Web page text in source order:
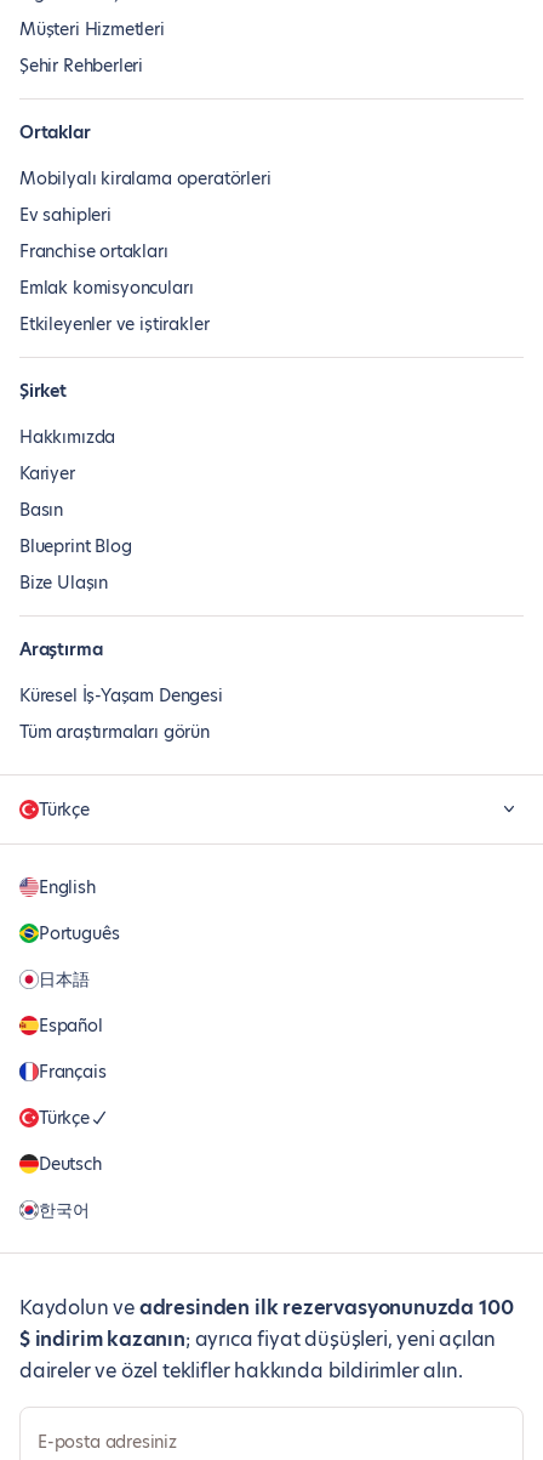
Müşteri Hizmetleri
Şehir Rehberleri
Ortaklar
Mobilyalı kiralama operatörleri
Ev sahipleri
Franchise ortakları
Emlak komisyoncuları
Etkileyenler ve iştirakler
Şirket
Hakkımızda
Kariyer
Basın
Blueprint Blog
Bize Ulaşın
Araştırma
Küresel İş-Yaşam Dengesi
Tüm araştırmaları görün
Türkçe
English
Português
日本語
Español
Français
Türkçe
Deutsch
한국어
Kaydolun veadresinden ilk rezervasyonunuzda 100
$ indirim kazanın; ayrıca fiyat düşüşleri, yeni açılan
daireler ve özel teklifler hakkında bildirimler alın.
E-posta adresiniz